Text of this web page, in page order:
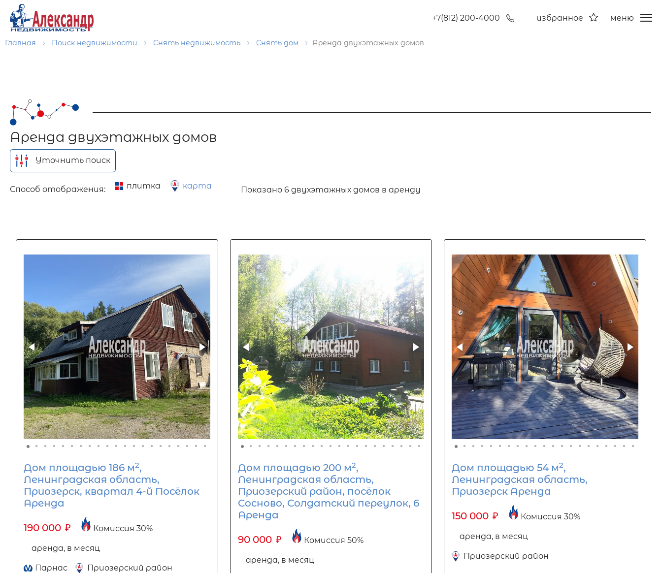
+7(812) 200-4000 избранное меню
Главная Поиск недвижимости Снять недвижимость Снять дом Аренда двухэтажных домов
Аренда двухэтажных домов
Уточнить поиск
Способ отображения: плитка карта Показано6 двухэтажных домов в аренду
Дом площадью 186 м2,
Ленинградская область,
Приозерск, квартал 4-й Посёлок
Аренда
190 000 ₽ Комиссия 30%
аренда, в месяц
Парнас Приозерский район
Дом площадью 200 м2,
Ленинградская область,
Приозерский район, посёлок
Сосново, Солдатский переулок, 6
Аренда
90 000 ₽ Комиссия 50%
аренда, в месяц
Дом площадью 54 м2,
Ленинградская область,
Приозерск Аренда
150 000 ₽ Комиссия 30%
аренда, в месяц
Приозерский район